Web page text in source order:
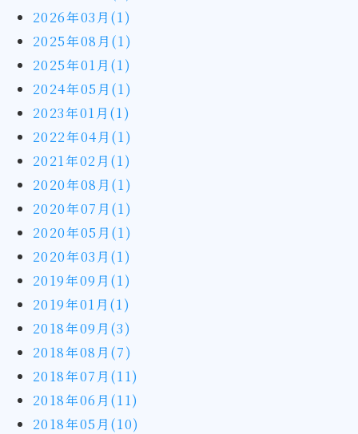
2026年03月(1)
2025年08月(1)
2025年01月(1)
2024年05月(1)
2023年01月(1)
2022年04月(1)
2021年02月(1)
2020年08月(1)
2020年07月(1)
2020年05月(1)
2020年03月(1)
2019年09月(1)
2019年01月(1)
2018年09月(3)
2018年08月(7)
2018年07月(11)
2018年06月(11)
2018年05月(10)